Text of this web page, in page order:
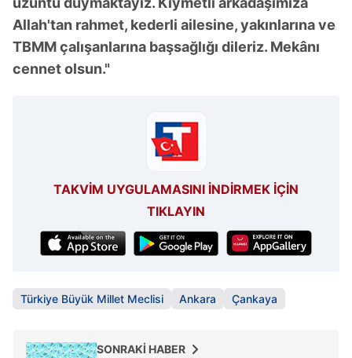
vasıtasıyla belirleyebilirsiniz. Çerezlere ilişkin detaylı bilgi
için Ayarlar butonuna tıklayabilir,
Çerez Bilgilendirme
Metnimiziziyaret edebilirsiniz.
ilgili mevzuata uygun olarak kullanılan çerezlerle ilgili bilgi
tıklayınız.
Allah'tan rahmet, kederli ailesine, yakınlarına ve
TBMM çalışanlarına başsağlığı dileriz. Mekânı
cennet olsun."
TAKVİM UYGULAMASINI İNDİRMEK İÇİN
TIKLAYIN
Türkiye Büyük Millet Meclisi Ankara Çankaya
SONRAKİ HABER